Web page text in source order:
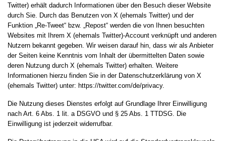
Twitter) erhält dadurch Informationen über den Besuch dieser Website
durch Sie. Durch das Benutzen von X (ehemals Twitter) und der
Funktion „Re-Tweet“ bzw. „Repost“ werden die von Ihnen besuchten
Websites mit Ihrem X (ehemals Twitter)-Account verknüpft und anderen
Nutzern bekannt gegeben. Wir weisen darauf hin, dass wir als Anbieter
der Seiten keine Kenntnis vom Inhalt der übermittelten Daten sowie
deren Nutzung durch X (ehemals Twitter) erhalten. Weitere
Informationen hierzu finden Sie in der Datenschutzerklärung von X
(ehemals Twitter) unter: https://twitter.com/de/privacy.
Die Nutzung dieses Dienstes erfolgt auf Grundlage Ihrer Einwilligung
nach Art. 6 Abs. 1 lit. a DSGVO und § 25 Abs. 1 TTDSG. Die
Einwilligung ist jederzeit widerrufbar.